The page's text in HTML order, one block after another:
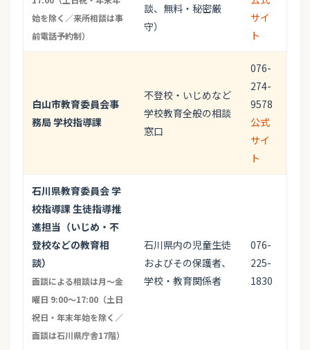
始を除く／来所相談は事
前電話予約制）
談、無料・秘密厳
守）
サイ
ト
白山市教育委員会事
務局 学校指導課
不登校・いじめなど
学校教育全般の相談
窓口
076-
274-
9578
公式
サイ
ト
石川県教育委員会 学
校指導課 生徒指導推
進担当（いじめ・不
登校などの教育相
談）
面談による相談は月〜金
曜日 9:00〜17:00（土日
祝日・年末年始を除く／
面談は石川県庁舎17階）
石川県内の児童生徒
およびその保護者、
学校・教育関係者
076-
225-
1830